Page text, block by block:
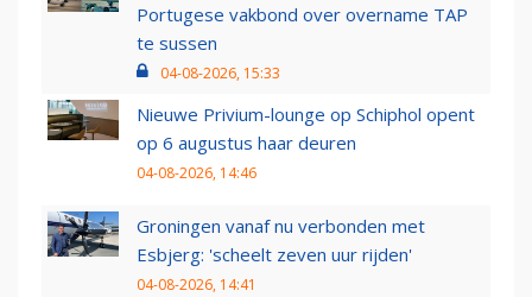
Portugese vakbond over overname TAP
te sussen
04-08-2026, 15:33
Nieuwe Privium-lounge op Schiphol opent
op 6 augustus haar deuren
04-08-2026, 14:46
Groningen vanaf nu verbonden met
Esbjerg: 'scheelt zeven uur rijden'
04-08-2026, 14:41